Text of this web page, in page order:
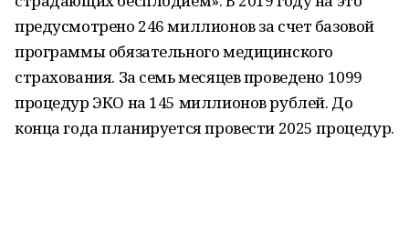
предусмотрено 246 миллионов за счет базовой
программы обязательного медицинского
страхования. За семь месяцев проведено 1099
процедур ЭКО на 145 миллионов рублей. До
конца года планируется провести 2025 процедур.